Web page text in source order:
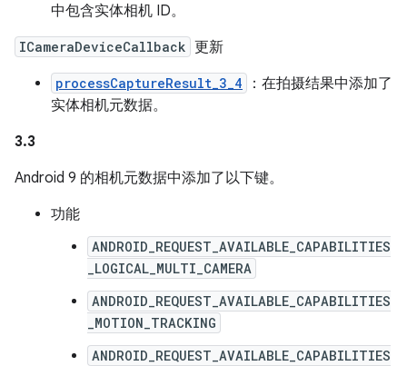
中包含实体相机 ID。
ICameraDeviceCallback 更新
processCaptureResult_3_4
：在拍摄结果中添加了
实体相机元数据。
3.3
Android 9 的相机元数据中添加了以下键。
功能
ANDROID_REQUEST_AVAILABLE_CAPABILITIES
_LOGICAL_MULTI_CAMERA
ANDROID_REQUEST_AVAILABLE_CAPABILITIES
_MOTION_TRACKING
ANDROID_REQUEST_AVAILABLE_CAPABILITIES